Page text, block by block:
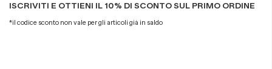
ISCRIVITI E OTTIENI IL 10% DI SCONTO SUL PRIMO ORDINE
*il codice sconto non vale per gli articoli già in saldo